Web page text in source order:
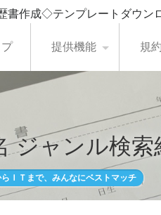
書作成◇テンプレートダウ
プ 提供機能 規
ジャンル検索
ＩＴまで、みんなにベストマッチ